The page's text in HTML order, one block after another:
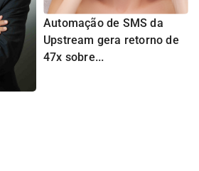
Automação de SMS da
Upstream gera retorno de
47x sobre...